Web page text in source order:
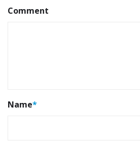
Comment
Name*